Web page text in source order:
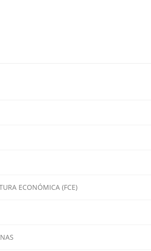
ECONÓMICA (FCE)